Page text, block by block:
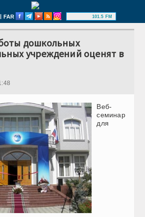
| FAR 101.5 FM
дошкольных
учреждений оценят в
Веб-
семинар
для